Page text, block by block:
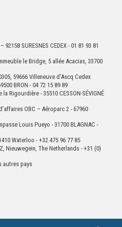
SURESNES CEDEX - 01 81 93 81
le Bridge, 5 allée Acacias, 33700
59666 Villeneuve d’Ascq Cedex
BRON - 04 72 15 89 89
Rigourdière - 35510 CESSON-SÉVIGNÉ
OBC – Aéroparc 2 - 67960
Louis Pueyo - 31700 BLAGNAC -
Waterloo - +32 475 96 77 85
Nieuwegein, The Netherlands - +31 (0)
autres pays